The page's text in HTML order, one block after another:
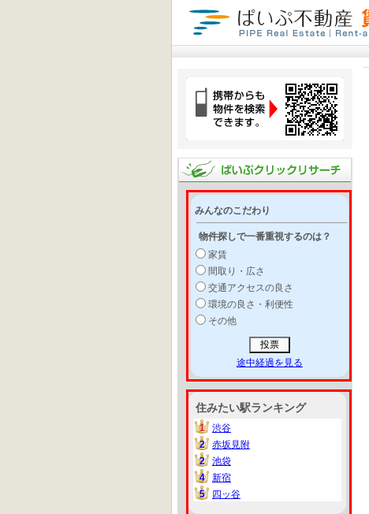
みんなのこだわり
物件探しで一番重視するのは？
家賃
間取り・広さ
交通アクセスの良さ
環境の良さ・利便性
その他
途中経過を見る
住みたい駅ランキング
1
1
渋谷
2
2
赤坂見附
2
2
池袋
4
4
新宿
5
5 四ッ谷